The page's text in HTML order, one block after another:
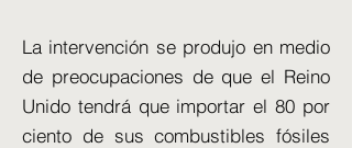
La intervención se produjo en medio
de preocupaciones de que el Reino
Unido tendrá que importar el 80 por
ciento de sus combustibles fósiles